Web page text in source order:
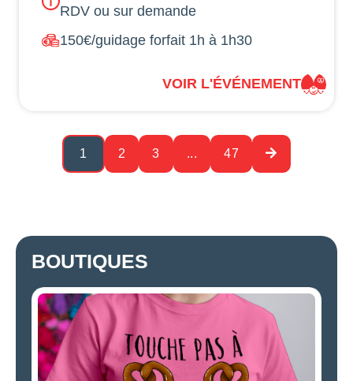
RDV ou sur demande
150€/guidage forfait 1h à 1h30
VOIR L'ÉVÉNEMENT
1 2 3 ... 47
BOUTIQUES